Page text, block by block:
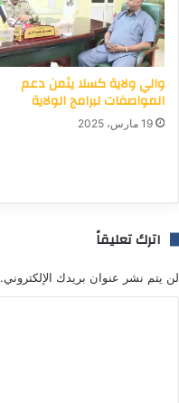
والي ولاية كسلا يثمن دعم
المواصفات لبرامج الولاية
19 مارس، 2025
اترك تعليقاً
لن يتم نشر عنوان بريدك الإلكتروني.